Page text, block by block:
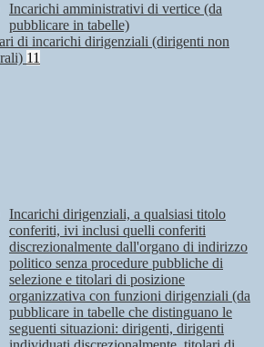
Incarichi amministrativi di vertice (da
pubblicare in tabelle)
di incarichi dirigenziali (dirigenti non
11
Incarichi dirigenziali, a qualsiasi titolo
conferiti, ivi inclusi quelli conferiti
discrezionalmente dall'organo di indirizzo
politico senza procedure pubbliche di
selezione e titolari di posizione
organizzativa con funzioni dirigenziali (da
pubblicare in tabelle che distinguano le
seguenti situazioni: dirigenti, dirigenti